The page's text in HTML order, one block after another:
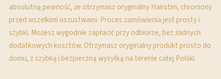
absolutną pewność, że otrzymasz oryginalny Hairstim, chroniony
przed wszelkimi oszustwami. Proces zamówienia jest prosty i
szybki. Możesz wygodnie zapłacić przy odbiorze, bez żadnych
dodatkowych kosztów. Otrzymasz oryginalny produkt prosto do
domu, z szybką i bezpieczną wysyłką na terenie całej Polski.